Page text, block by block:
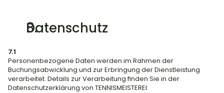
Datenschutz
7.1
Personenbezogene Daten werden im Rahmen der
Buchungsabwicklung und zur Erbringung der Dienstleistung
verarbeitet. Details zur Verarbeitung finden Sie in der
Datenschutzerklärung von TENNISMEISTEREI.